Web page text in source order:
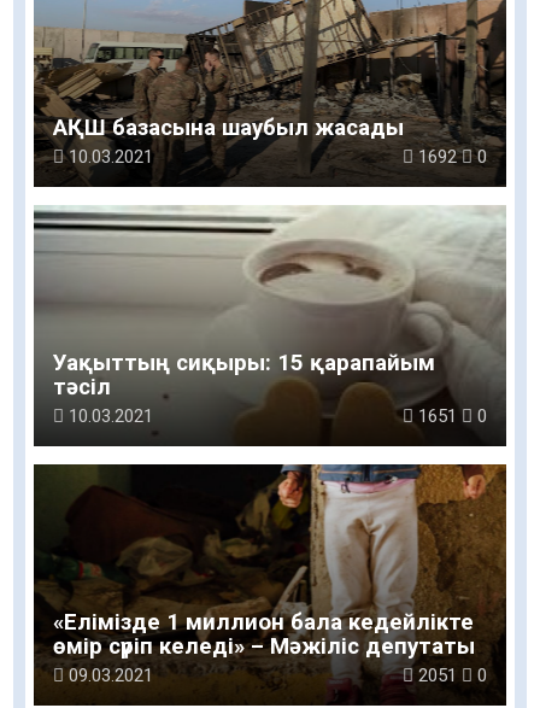
АҚШ базасына шаубыл жасады
10.03.2021 1692 0
Уақыттың сиқыры: 15 қарапайым
тәсіл
10.03.2021 1651 0
«Елімізде 1 миллион бала кедейлікте
өмір сүріп келеді» – Мәжіліс депутаты
09.03.2021 2051 0